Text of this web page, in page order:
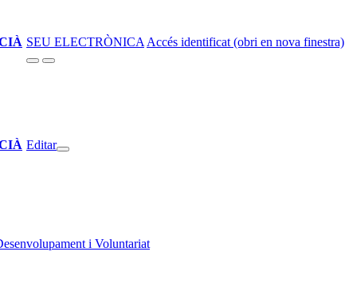
SEU ELECTRÒNICA Accés identificat (obri en nova finestra)
Editar
i Voluntariat